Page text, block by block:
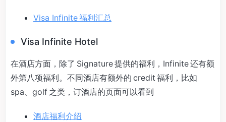
Visa Infinite 福利汇总
Visa Infinite Hotel
在酒店方面，除了 Signature 提供的福利，Infinite 还有额
外第八项福利。不同酒店有额外的 credit 福利，比如
spa、golf 之类，订酒店的页面可以看到
酒店福利介绍